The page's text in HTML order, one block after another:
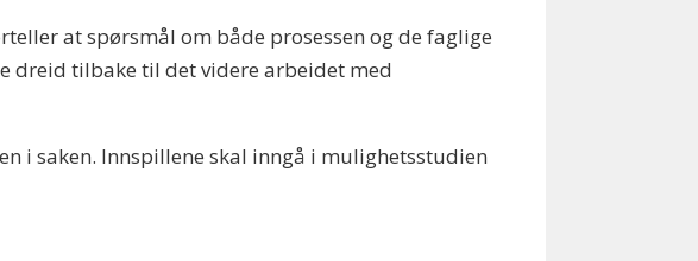
at spørsmål om både prosessen og de faglige
dreid tilbake til det videre arbeidet med
i saken. Innspillene skal inngå i mulighetsstudien